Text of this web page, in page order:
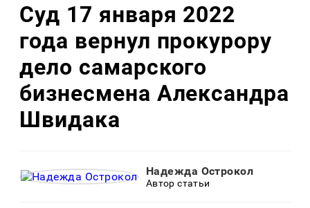
Суд 17 января 2022
года вернул прокурору
дело самарского
бизнесмена Александра
Швидака
Надежда Острокол
Автор статьи